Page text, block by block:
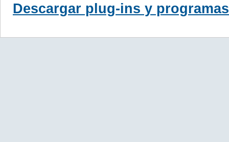
Descargar plug-ins y